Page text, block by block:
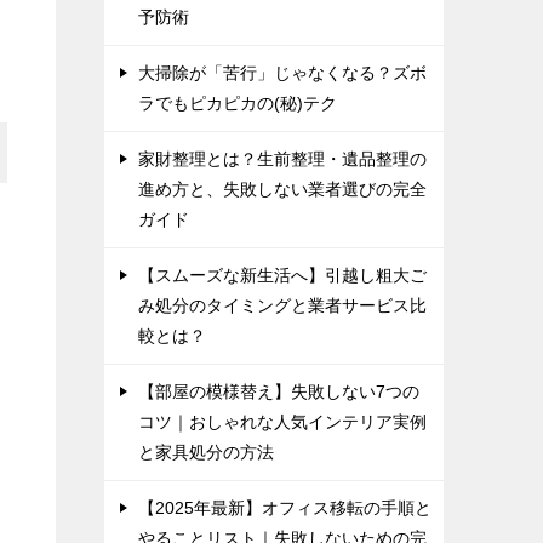
予防術
大掃除が「苦行」じゃなくなる？ズボ
ラでもピカピカの(秘)テク
家財整理とは？生前整理・遺品整理の
進め方と、失敗しない業者選びの完全
ガイド
【スムーズな新生活へ】引越し粗大ご
み処分のタイミングと業者サービス比
較とは？
【部屋の模様替え】失敗しない7つの
コツ｜おしゃれな人気インテリア実例
と家具処分の方法
【2025年最新】オフィス移転の手順と
やることリスト｜失敗しないための完